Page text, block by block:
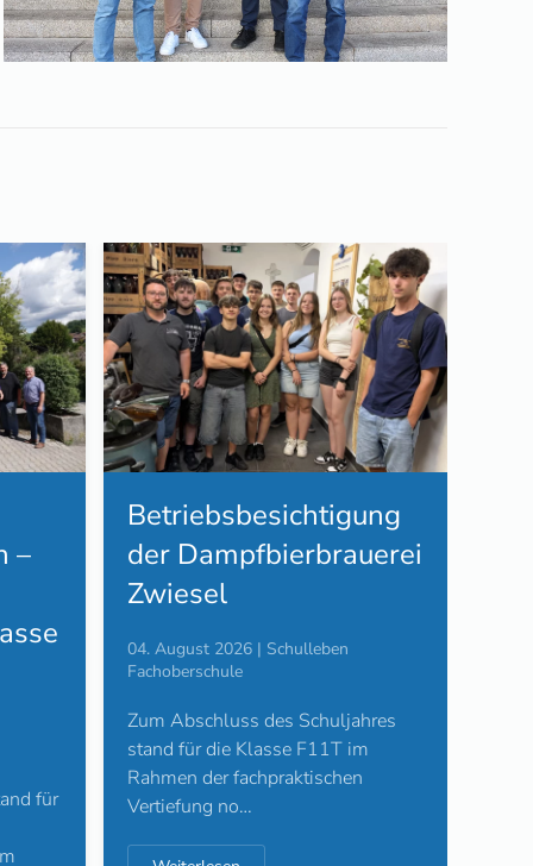
–
für
Betriebsbesichtigung
der Dampfbierbrauerei
Zwiesel
04. August 2026 | Schulleben
Fachoberschule
Zum Abschluss des Schuljahres
stand für die Klasse F11T im
Rahmen der fachpraktischen
Vertiefung no…